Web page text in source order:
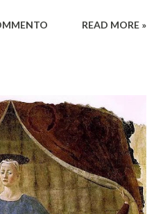
dalla società Wein & Kultur,
Tutela Vini della
e del Morellino di
è stato quello di promuovere
regione in Austria, un
crescita è ancora molto alto,
di contatti
READ MORE »